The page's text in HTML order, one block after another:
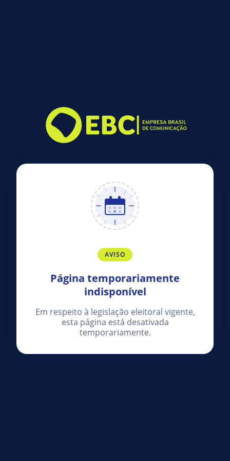
AVISO
Página temporariamente
indisponível
Em respeito à legislação eleitoral vigente,
esta página está desativada
temporariamente.